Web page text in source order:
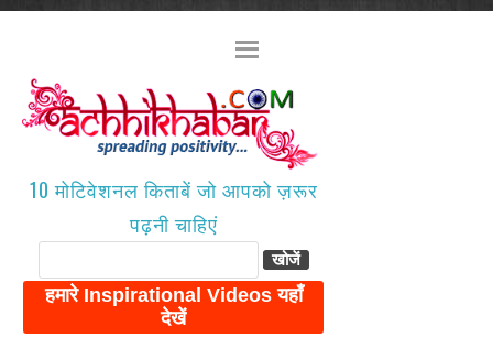
10 मोटिवेशनल किताबें जो आपको ज़रूर
पढ़नी चाहिएं